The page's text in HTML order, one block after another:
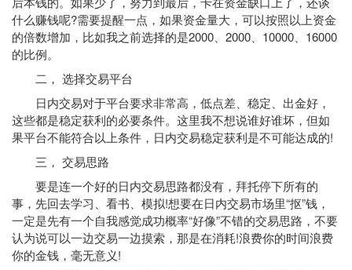
什么赚钱呢?需要提醒一点，如果资金量大，可以按照以上资金
的倍数增加，比如我之前选择的是2000、2000、10000、16000
的比例。
二， 选择交易平台
日内交易对于平台要求非常高，低点差、稳定、出金好，
这些都是稳定获利的必要条件。这里我不想说谁好谁坏，但如
果平台不能符合以上条件，日内交易稳定获利是不可能达成的!
三， 交易思路
要是连一个好的日内交易思路都没有，拜托停下所有的
事，先回去学习、看书、模拟!想要在日内交易市场里“抠”钱，
一定是先有一个自我感觉成功概率“好像”不错的交易思路，不要
认为说可以一边交易一边摸索，那是在消耗!浪费你的时间浪费
你的金钱，毫无意义!